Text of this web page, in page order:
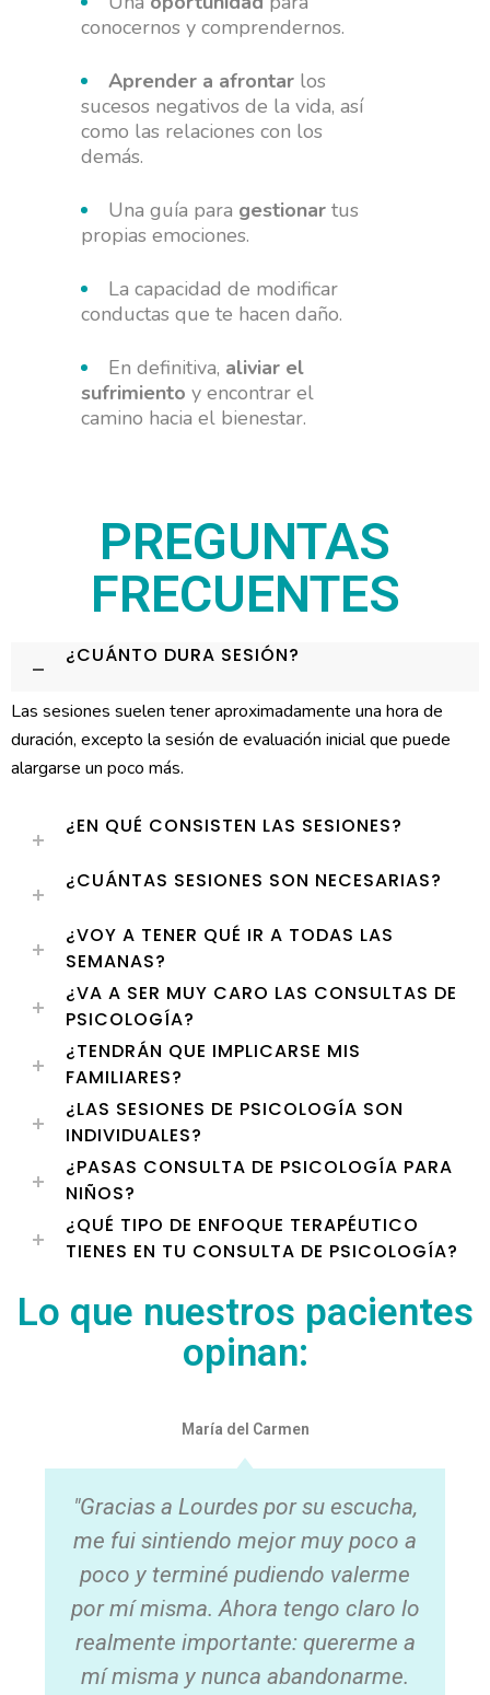
conocernos y comprendernos.
Aprender a afrontar los
sucesos negativos de la vida, así
como las relaciones con los
demás.
Una guía para gestionar tus
propias emociones.
La capacidad de modificar
conductas que te hacen daño.
En definitiva, aliviar el
sufrimiento y encontrar el
camino hacia el bienestar.
PREGUNTAS
FRECUENTES
¿CUÁNTO DURA SESIÓN?
Las sesiones suelen tener aproximadamente una hora de
duración, excepto la sesión de evaluación inicial que puede
alargarse un poco más.
¿EN QUÉ CONSISTEN LAS SESIONES?
¿CUÁNTAS SESIONES SON NECESARIAS?
¿VOY A TENER QUÉ IR A TODAS LAS
SEMANAS?
¿VA A SER MUY CARO LAS CONSULTAS DE
PSICOLOGÍA?
¿TENDRÁN QUE IMPLICARSE MIS
FAMILIARES?
¿LAS SESIONES DE PSICOLOGÍA SON
INDIVIDUALES?
¿PASAS CONSULTA DE PSICOLOGÍA PARA
NIÑOS?
¿QUÉ TIPO DE ENFOQUE TERAPÉUTICO
TIENES EN TU CONSULTA DE PSICOLOGÍA?
Lo que nuestros pacientes
opinan:
"Gracias a Lourdes por su escucha,
me fui sintiendo mejor muy poco a
poco y terminé pudiendo valerme
por mí misma. Ahora tengo claro lo
realmente importante: quererme a
mí misma y nunca abandonarme.
María del Carmen